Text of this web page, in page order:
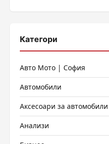
Категори
Авто Мото | София
Автомобили
Аксесоари за автомобили
Анализи